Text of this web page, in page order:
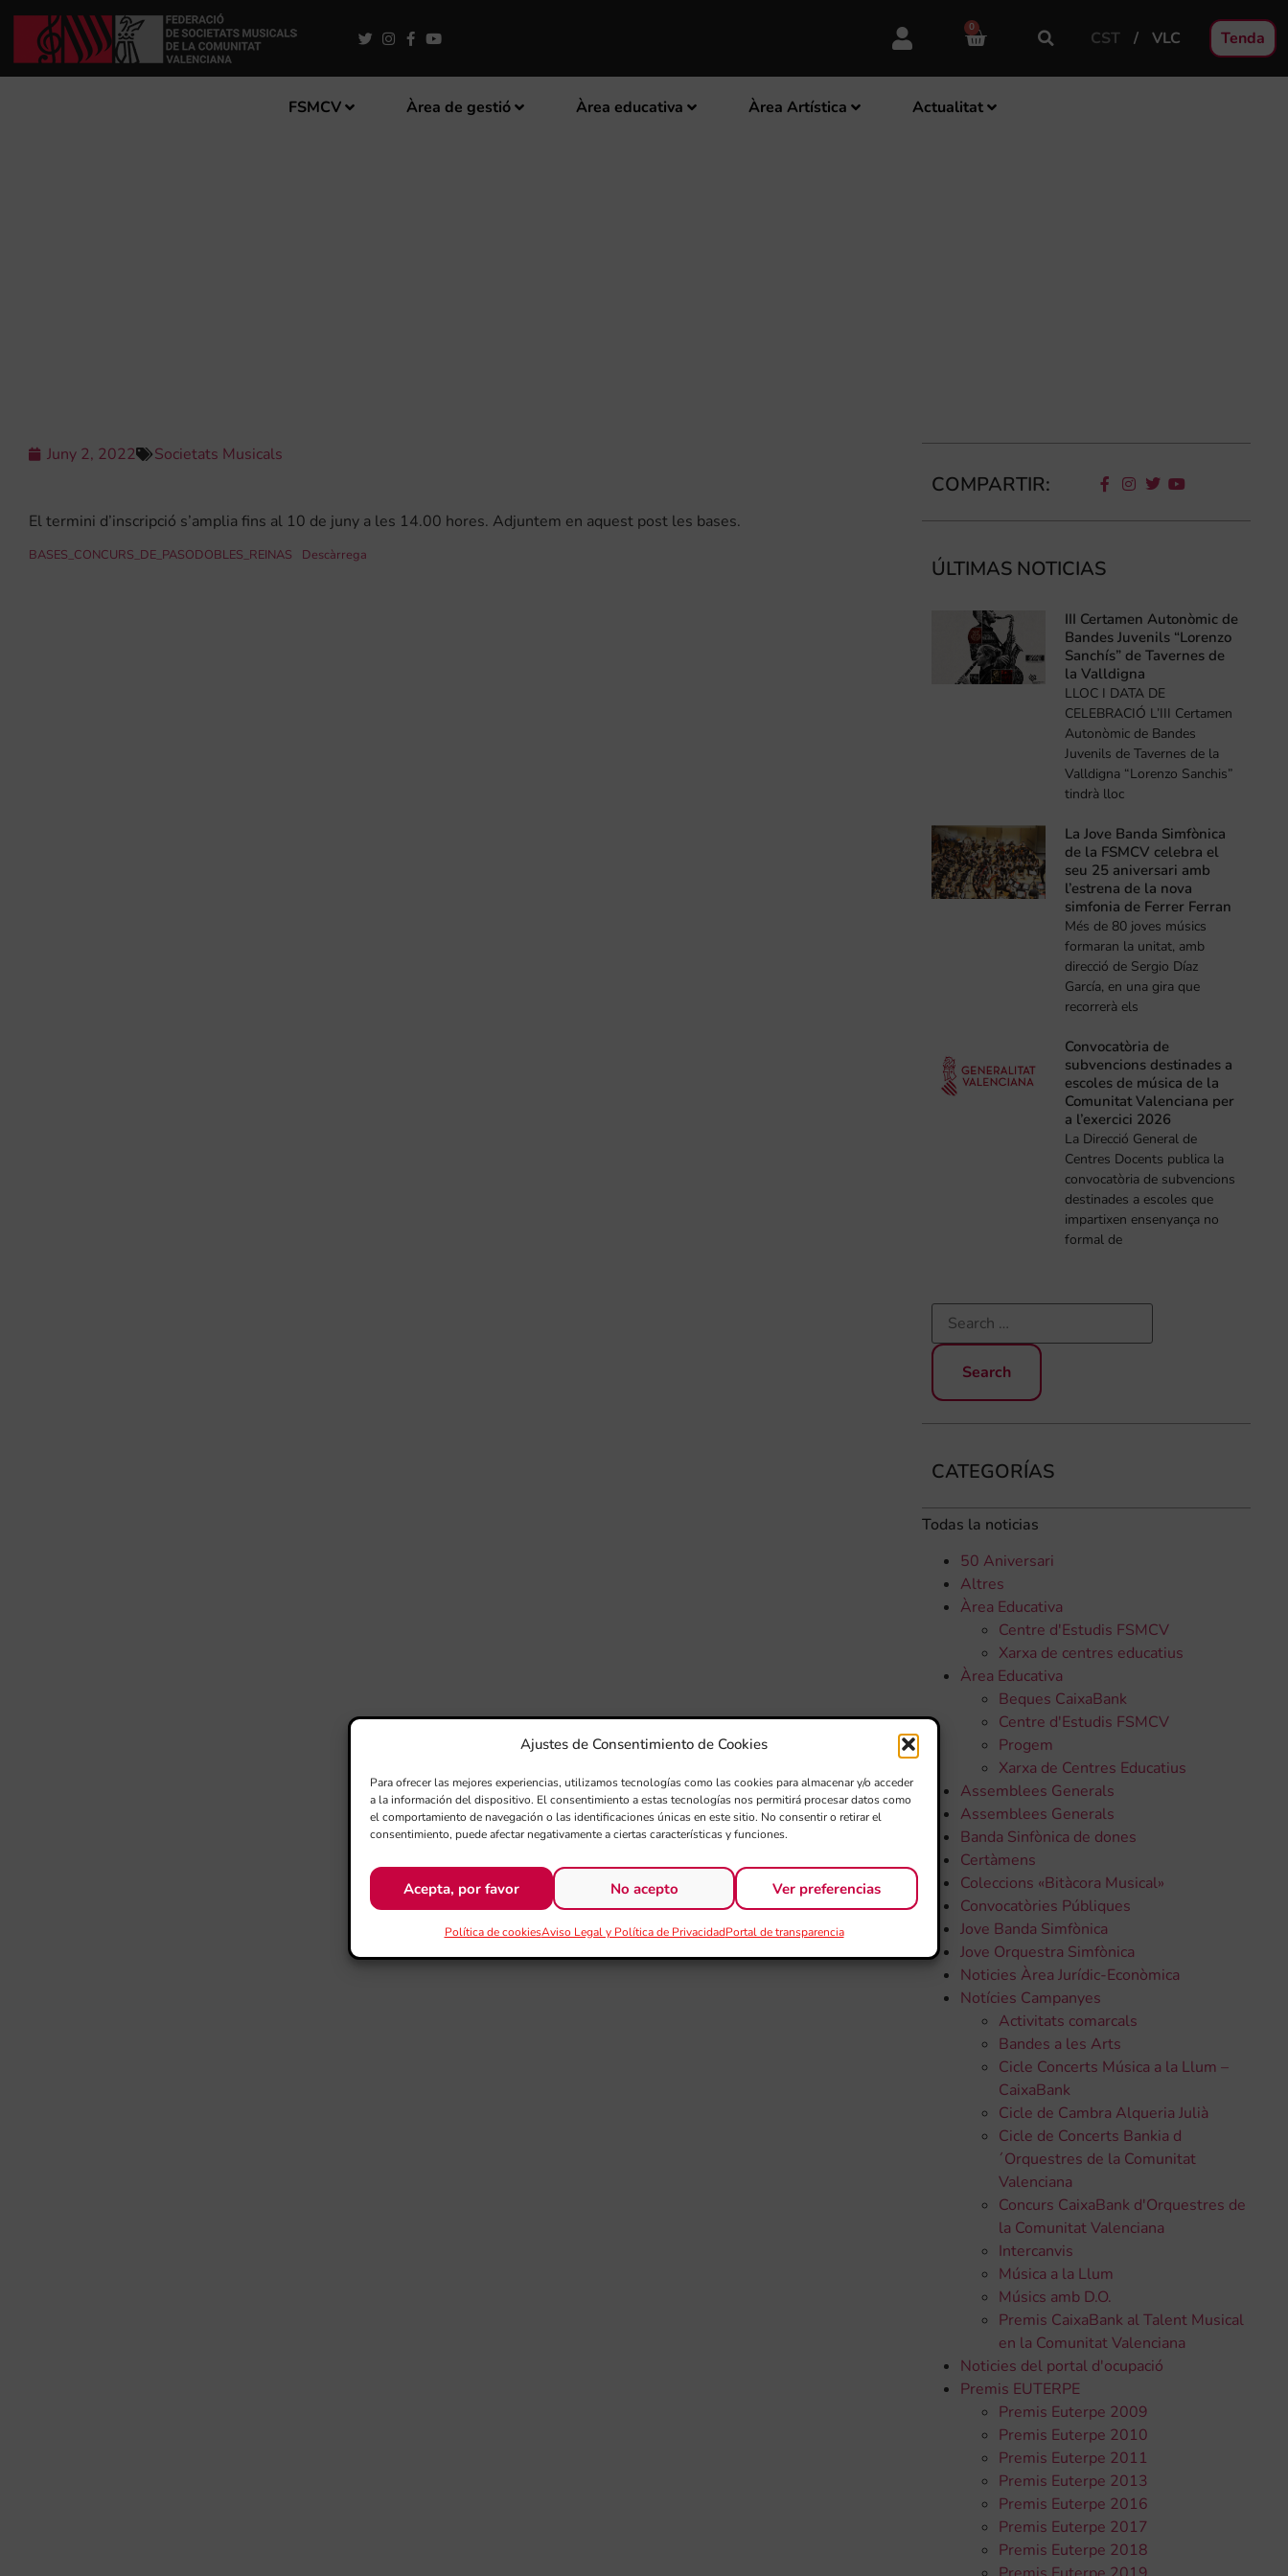
Ajustes de Consentimiento de Cookies
Para ofrecer las mejores experiencias, utilizamos tecnologías como las cookies para almacenar y/o acceder
a la información del dispositivo. El consentimiento a estas tecnologías nos permitirá procesar datos como
el comportamiento de navegación o las identificaciones únicas en este sitio. No consentir o retirar el
consentimiento, puede afectar negativamente a ciertas características y funciones.
Acepta, por favor No acepto Ver preferencias
Política de cookiesAviso Legal y Política de PrivacidadPortal de transparencia
0
CST VLC Tenda
FSMCV Àrea de gestió Àrea educativa Àrea Artística Actualitat
Juny 2, 2022 Societats Musicals
El termini d’inscripció s’amplia fins al 10 de juny a les 14.00 hores. Adjuntem en aquest post les bases.
BASES_CONCURS_DE_PASODOBLES_REINAS Descàrrega
COMPARTIR:
ÚLTIMAS NOTICIAS
III Certamen Autonòmic de
Bandes Juvenils “Lorenzo
Sanchís” de Tavernes de
la Valldigna
LLOC I DATA DE
CELEBRACIÓ L’III Certamen
Autonòmic de Bandes
Juvenils de Tavernes de la
Valldigna “Lorenzo Sanchis”
tindrà lloc
La Jove Banda Simfònica
de la FSMCV celebra el
seu 25 aniversari amb
l’estrena de la nova
simfonia de Ferrer Ferran
Més de 80 joves músics
formaran la unitat, amb
direcció de Sergio Díaz
García, en una gira que
recorrerà els
Convocatòria de
subvencions destinades a
escoles de música de la
Comunitat Valenciana per
a l’exercici 2026
La Direcció General de
Centres Docents publica la
convocatòria de subvencions
destinades a escoles que
impartixen ensenyança no
formal de
CATEGORÍAS
Todas la noticias
50 Aniversari
Altres
Àrea Educativa
Centre d'Estudis FSMCV
Xarxa de centres educatius
Àrea Educativa
Beques CaixaBank
Centre d'Estudis FSMCV
Progem
Xarxa de Centres Educatius
Assemblees Generals
Assemblees Generals
Banda Sinfònica de dones
Certàmens
Coleccions «Bitàcora Musical»
Convocatòries Públiques
Jove Banda Simfònica
Jove Orquestra Simfònica
Noticies Àrea Jurídic-Econòmica
Notícies Campanyes
Activitats comarcals
Bandes a les Arts
Cicle Concerts Música a la Llum –
CaixaBank
Cicle de Cambra Alqueria Julià
Cicle de Concerts Bankia d
´Orquestres de la Comunitat
Valenciana
Concurs CaixaBank d'Orquestres de
la Comunitat Valenciana
Intercanvis
Música a la Llum
Músics amb D.O.
Premis CaixaBank al Talent Musical
en la Comunitat Valenciana
Noticies del portal d'ocupació
Premis EUTERPE
Premis Euterpe 2009
Premis Euterpe 2010
Premis Euterpe 2011
Premis Euterpe 2013
Premis Euterpe 2016
Premis Euterpe 2017
Premis Euterpe 2018